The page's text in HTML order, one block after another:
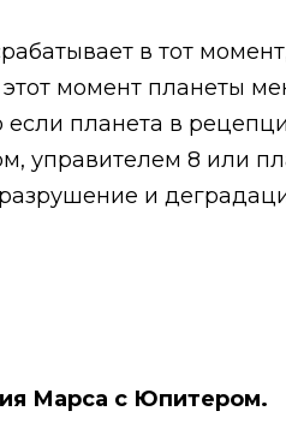
в тот
момент планеты
планета в
управителем 8 или
и
Марса с Юпитером.